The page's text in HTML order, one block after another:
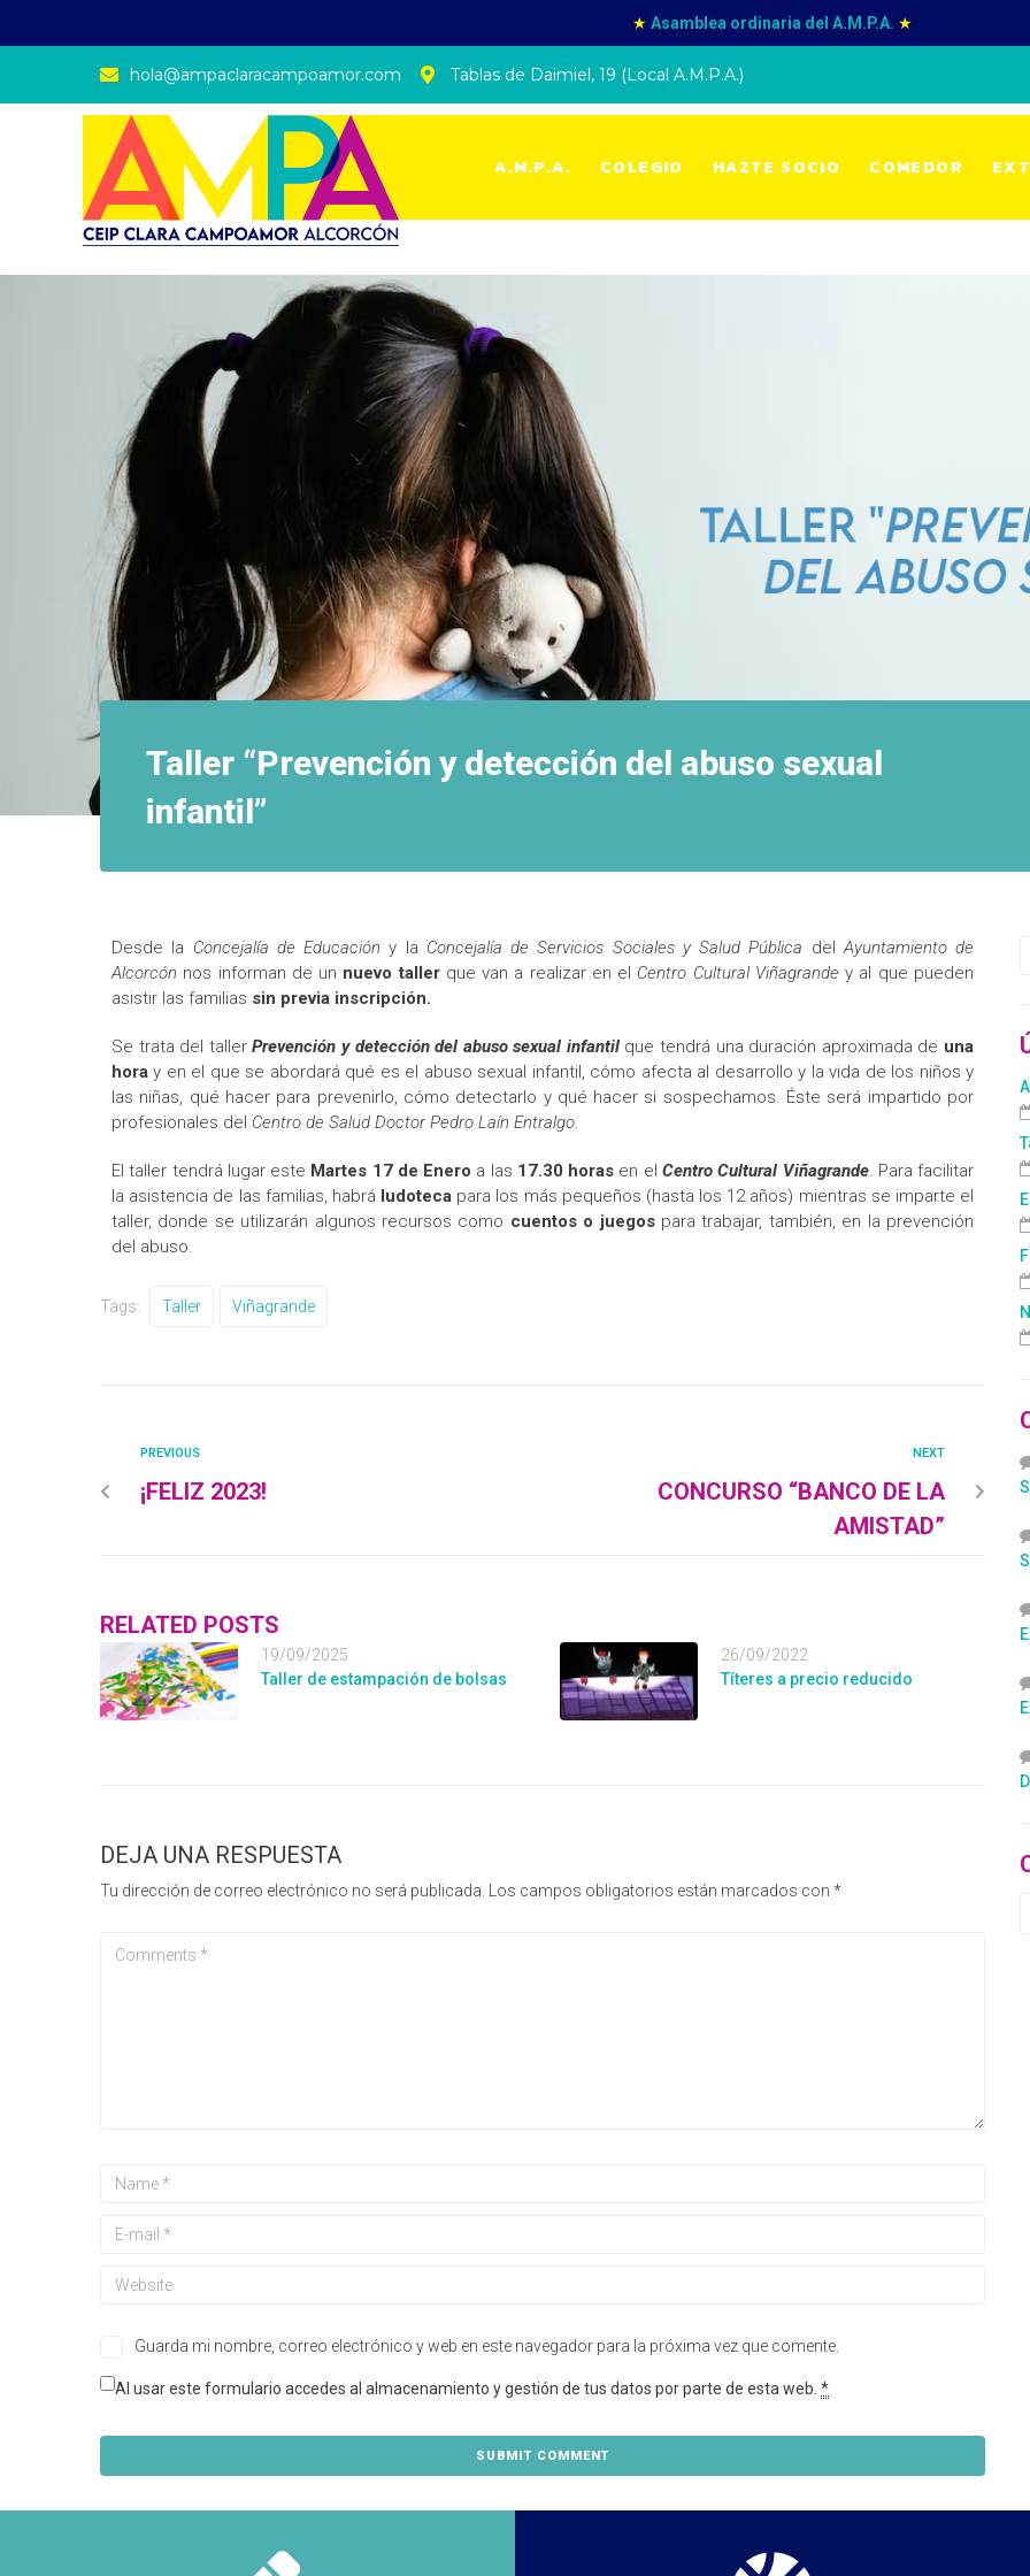
★ Asamblea ordinaria del A.M.P.A. ★
hola@ampaclaracampoamor.com Tablas de Daimiel, 19 (Local A.M.P.A.)
A.M.P.A. COLEGIO HAZTE SOCIO COMEDOR
Taller “Prevención y detección del abuso sexual
infantil”
Desde la Concejalía de Edu­cacióny la Concejal­ía de Servicios Soci­ales y Salud Pública delAyuntamiento de
Alcorcón nos informan de un nuevo tallerque van a realizar en el Centro Cultural Viñagrande y al que pueden
asistir las familias sin previa inscripción.
Se trata del tallerPrevención y detección del abuso sexual infantilque tendrá una duración aproximada de una
hora y en el que se ab­ordará qué es el abu­so sexual infantil, cómo afecta al desar­rollo y la vida de los niños y
las niñas, qué hacer para pre­venirlo, cómo detect­arlo y qué hacer si sospechamos. Éste será impartido por
profesionales del Centro de Salud Doc­tor Pedro Laín Entra­lgo.
El taller tendrá lugar este Martes 17 de Enero a las 17.30 horas en el Centro Cultural Viñagrande. Para facilitar
la asistencia de las familias, habrá ludoteca para los más pequeños (hasta los 12 años) mientras se imparte el
taller, donde se utilizarán algunos recursos como cuentos o juegospara trabajar, también, en la prevención
del abuso.
Tags: Taller Viñagrande
PREVIOUS
¡FELIZ 2023!
NEXT
CONCURSO “BANCO DE LA
AMISTAD”
RELATED POSTS
19/09/2025
Taller de estampación de bolsas
26/09/2022
Títeres a precio reducido
DEJA UNA RESPUESTA
Tu dirección de correo electrónico no será publicada. Los campos obligatorios están marcados con *
Guarda mi nombre, correo electrónico y web en este navegador para la próxima vez que comente.
Al usar este formulario accedes al almacenamiento y gestión de tus datos por parte de esta web. *